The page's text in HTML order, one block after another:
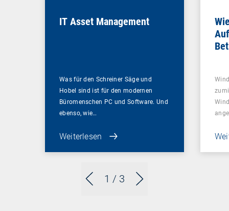
1 / 3
IT Asset Management
Was für den Schreiner Säge und
Hobel sind ist für den modernen
Büromenschen PC und Software. Und
ebenso, wie…
Weiterlesen